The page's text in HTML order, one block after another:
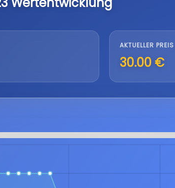
AKTUELLER PREIS
30.00 €